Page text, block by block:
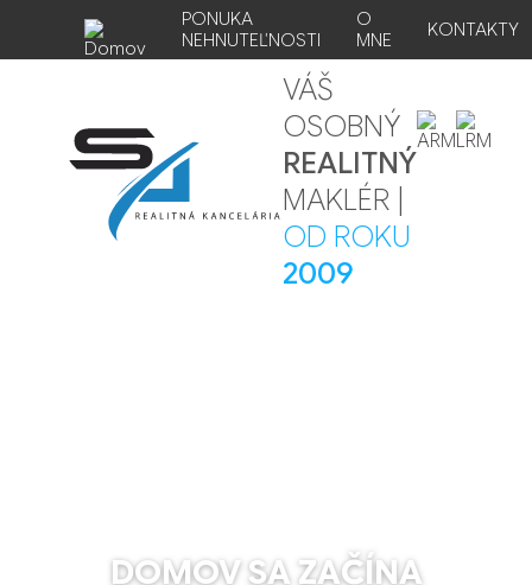
PONUKA
NEHNUTEĽNOSTI
O
MNE
KONTAKTY
VÁŠ
OSOBNÝ
REALITNÝ
MAKLÉR |
OD ROKU
2009
DOMOV SA ZAČÍNA